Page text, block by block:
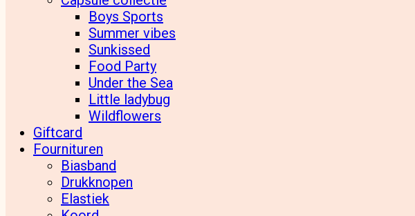
Boys Sports
Summer vibes
Sunkissed
Food Party
Under the Sea
Little ladybug
Wildflowers
Giftcard
Fournituren
Biasband
Drukknopen
Elastiek